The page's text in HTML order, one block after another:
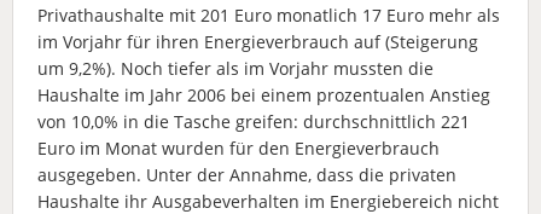
Privathaushalte mit 201 Euro monatlich 17 Euro mehr als
im Vorjahr für ihren Energieverbrauch auf (Steigerung
um 9,2%). Noch tiefer als im Vorjahr mussten die
Haushalte im Jahr 2006 bei einem prozentualen Anstieg
von 10,0% in die Tasche greifen: durchschnittlich 221
Euro im Monat wurden für den Energieverbrauch
ausgegeben. Unter der Annahme, dass die privaten
Haushalte ihr Ausgabeverhalten im Energiebereich nicht